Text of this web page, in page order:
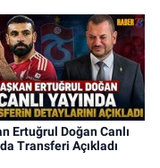
Ertuğrul Doğan Canlı
Transferi Açıkladı